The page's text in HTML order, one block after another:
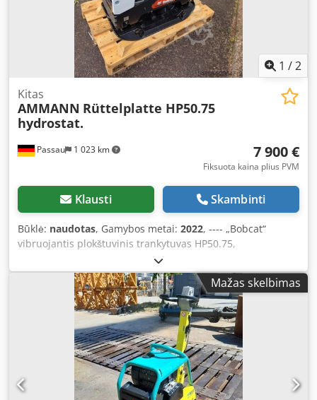
1 /2
Passau 1 023 km
Kitas
AMMANN Rüttelplatte HP50.75
hydrostat.
7 900 €
Fiksuota kaina plius PVM
Klausti Skambinti
Būklė: naudotas, Gamybos metai: 2022, ---- „Bobcat“
vibruojantis plokštuvinis trankytuvas HP50.75,
hidrostatinis. Mašinos svoris: 350 kg Pagrindo plokštės
ilgis: 450 mm Mašinos ilgis: 900 mm Mašinos ilgis su
rankena: 1600 mm Mašinos aukštis: 820 mm Rankenos
aukštis (darbo režimas): 1000 mm Rankenos aukštis
(transportavimo režimas): 1500 mm Mašinos plotis:
450/600/750 mm Variklis: Hatz Supra 1D50S Kuras:
dyzelinas Variklio galia, aps./min.: 7 kW esant 3200
aps./min. Dkjdpfx Aozkz Tkoa Eor Maksimalus vibracijos
dažnis: 70 Hz Maksimali išcentrinė jėga: 50 kN Didžiausias
įveikiamas nuolydis: 36 % Amplitudė: 1,7 mm
Mažas skelbimas